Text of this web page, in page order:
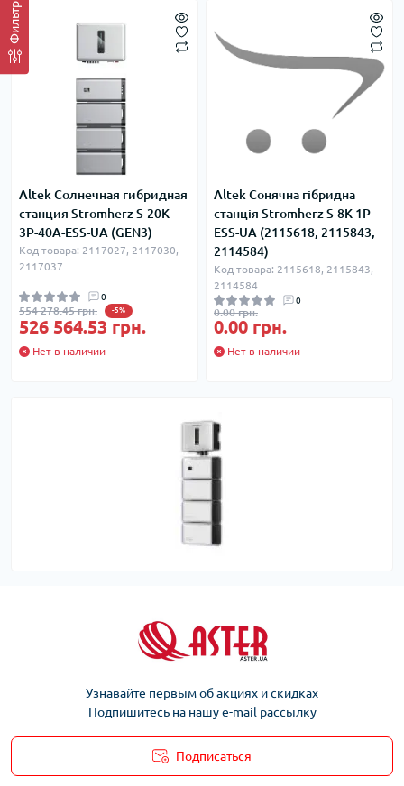
Фильтр
Altek Солнечная гибридная
станция Stromherz S-20K-
3Р-40А-ESS-UA (GEN3)
Код товара: 2117027, 2117030,
2117037
0
554 278.45 грн. -5%
526 564.53 грн.
Нет в наличии
Altek Сонячна гібридна
станція Stromherz S-8K-1Р-
ESS-UA (2115618, 2115843,
2114584)
Код товара: 2115618, 2115843,
2114584
0
0.00 грн.
0.00 грн.
Нет в наличии
Узнавайте первым об акциях и скидках
Подпишитесь на нашу e-mail рассылку
Подписаться